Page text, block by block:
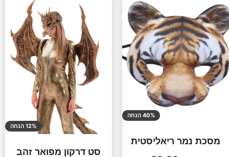
40% הנחה
מסכת נמר ריאליסטית
12% הנחה
סט דרקון מפואר זהב